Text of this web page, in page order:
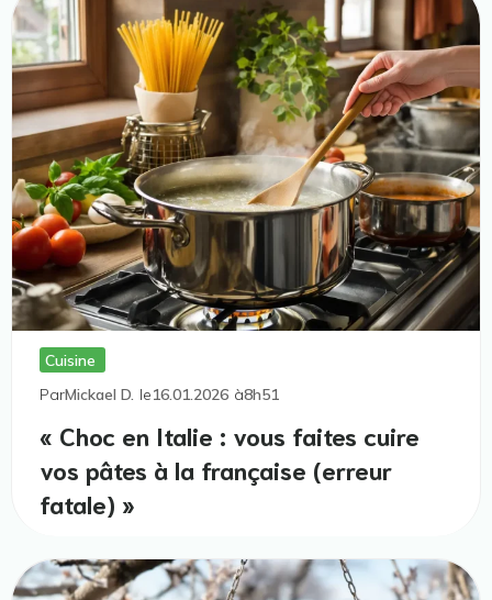
Cuisine
ParMickael D. le16.01.2026 à8h51
« Choc en Italie : vous faites cuire
vos pâtes à la française (erreur
fatale) »